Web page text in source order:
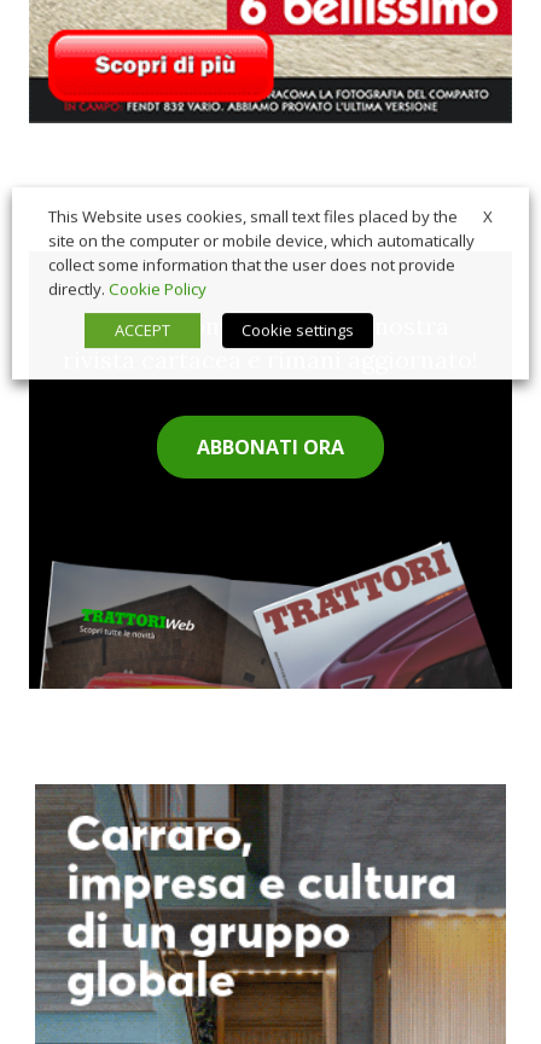
Sfoglia comodamente la nostra
rivista cartacea e rimani aggiornato!
ABBONATI ORA
X
This Website uses cookies, small text files placed by the
site on the computer or mobile device, which automatically
collect some information that the user does not provide
directly. Cookie Policy
ACCEPT
Cookie settings